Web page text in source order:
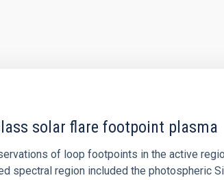
solar flare footpoint plasma
of loop footpoints in the active
spectral region included the photospheric